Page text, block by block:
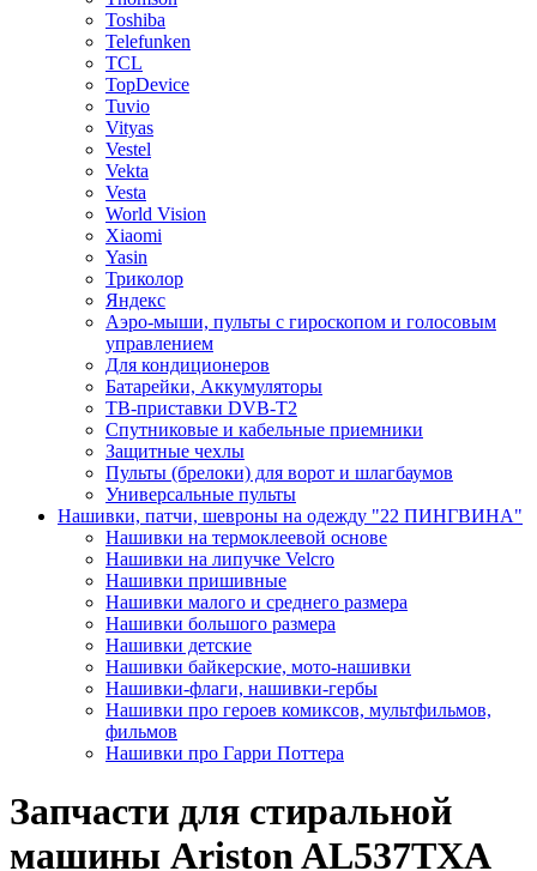
Toshiba
Telefunken
TCL
TopDevice
Tuvio
Vityas
Vestel
Vekta
Vesta
World Vision
Xiaomi
Yasin
Триколор
Яндекс
Аэро-мыши, пульты с гироскопом и голосовым
управлением
Для кондиционеров
Батарейки, Аккумуляторы
ТВ-приставки DVB-T2
Спутниковые и кабельные приемники
Защитные чехлы
Пульты (брелоки) для ворот и шлагбаумов
Универсальные пульты
Нашивки, патчи, шевроны на одежду "22 ПИНГВИНА"
Нашивки на термоклеевой основе
Нашивки на липучке Velcro
Нашивки пришивные
Нашивки малого и среднего размера
Нашивки большого размера
Нашивки детские
Нашивки байкерские, мото-нашивки
Нашивки-флаги, нашивки-гербы
Нашивки про героев комиксов, мультфильмов,
фильмов
Нашивки про Гарри Поттера
Запчасти для стиральной
машины Ariston AL537TXA